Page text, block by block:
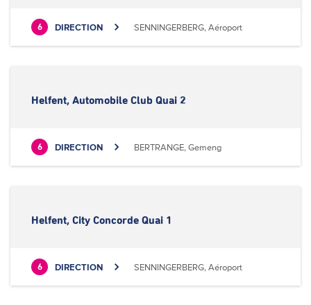
6 DIRECTION SENNINGERBERG, Aéroport
Helfent, Automobile Club Quai 2
6 DIRECTION BERTRANGE, Gemeng
Helfent, City Concorde Quai 1
6 DIRECTION SENNINGERBERG, Aéroport